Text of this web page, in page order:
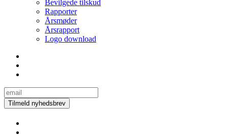
Bevilgede tilskud
Rapporter
Årsmøder
Årsrapport
Logo download